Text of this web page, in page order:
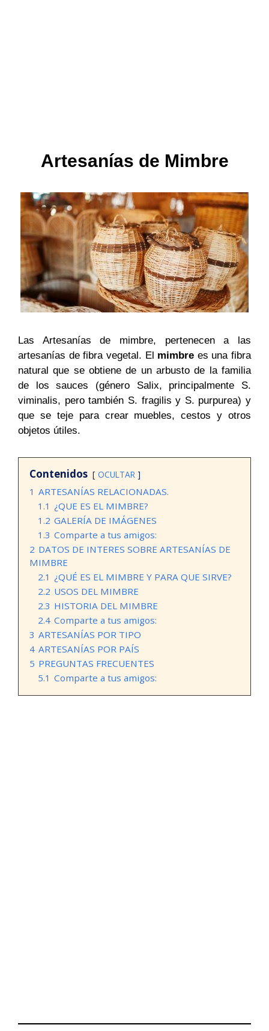
Artesanías de Mimbre
Las Artesanías de mimbre, pertenecen a las
artesanías de fibra vegetal. El mimbre es una fibra
natural que se obtiene de un arbusto de la familia
de los sauces (género Salix, principalmente S.
viminalis, pero también S. fragilis y S. purpurea) y
que se teje para crear muebles, cestos y otros
objetos útiles.
Contenidos OCULTAR
1 ARTESANÍAS RELACIONADAS.
1.1 ¿QUE ES EL MIMBRE?
1.2 GALERÍA DE IMÁGENES
1.3 Comparte a tus amigos:
2 DATOS DE INTERES SOBRE ARTESANÍAS DE
MIMBRE
2.1 ¿QUÉ ES EL MIMBRE Y PARA QUE SIRVE?
2.2 USOS DEL MIMBRE
2.3 HISTORIA DEL MIMBRE
2.4 Comparte a tus amigos:
3 ARTESANÍAS POR TIPO
4 ARTESANÍAS POR PAÍS
5 PREGUNTAS FRECUENTES
5.1 Comparte a tus amigos: